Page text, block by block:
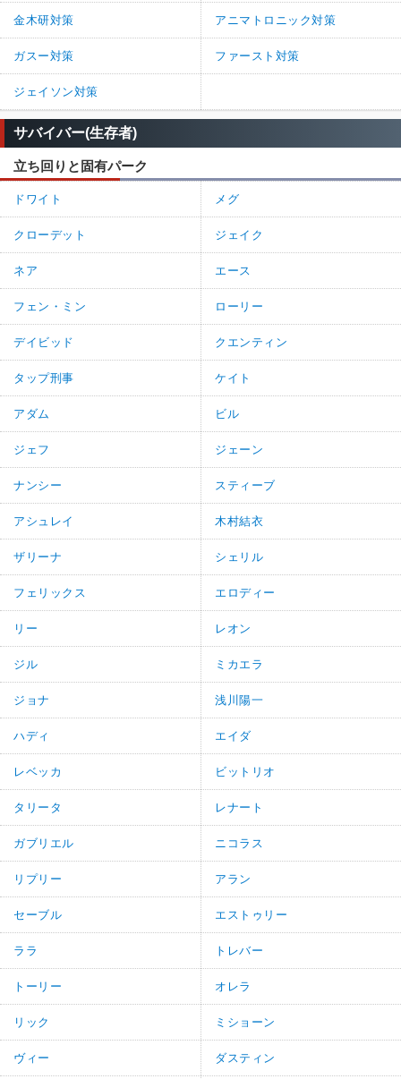
金木研対策 アニマトロニック対策
ガスー対策 ファースト対策
ジェイソン対策
サバイバー(生存者)
立ち回りと固有パーク
ドワイト メグ
クローデット ジェイク
ネア エース
フェン・ミン ローリー
デイビッド クエンティン
タップ刑事 ケイト
アダム ビル
ジェフ ジェーン
ナンシー スティーブ
アシュレイ 木村結衣
ザリーナ シェリル
フェリックス エロディー
リー レオン
ジル ミカエラ
ジョナ 浅川陽一
ハディ エイダ
レベッカ ビットリオ
タリータ レナート
ガブリエル ニコラス
リプリー アラン
セーブル エストゥリー
ララ トレバー
トーリー オレラ
リック ミショーン
ヴィー ダスティン